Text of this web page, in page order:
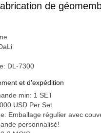
de
DL-7300
et d'expédition
min: 1 SET
USD Per Set
Emballage régulier avec
personnalisé!